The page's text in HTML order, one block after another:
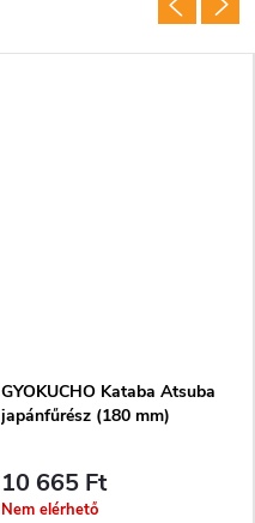
GYOKUCHO Kataba Atsuba
japánfűrész (180 mm)
10 665 Ft
Nem elérhető